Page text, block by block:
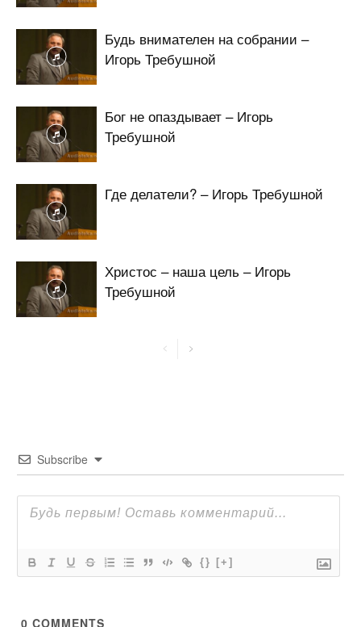
Будь внимателен на собрании –
Игорь Требушной
Бог не опаздывает – Игорь
Требушной
Где делатели? – Игорь Требушной
Христос – наша цель – Игорь
Требушной
Subscribe
{} [+]
0 COMMENTS